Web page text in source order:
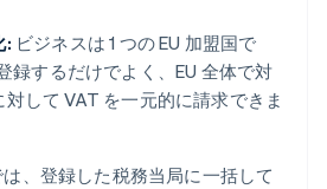
: ビジネスは 1 つの EU 加盟国で
録するだけでよく、EU 全体で対
して VAT を一元的に請求できま
は、登録した税務当局に一括して